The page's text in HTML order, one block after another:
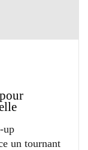
up
un tournant